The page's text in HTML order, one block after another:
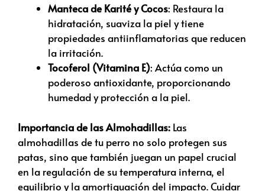
Manteca de Karité y Cocos: Restaura la
hidratación, suaviza la piel y tiene
propiedades antiinflamatorias que reducen
la irritación.
Tocoferol (Vitamina E): Actúa como un
poderoso antioxidante, proporcionando
humedad y protección a la piel.
Importancia de las Almohadillas: Las
almohadillas de tu perro no solo protegen sus
patas, sino que también juegan un papel crucial
en la regulación de su temperatura interna, el
equilibrio y la amortiguación del impacto. Cuidar